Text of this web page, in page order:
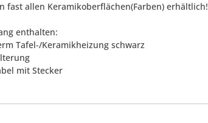
fast allen Keramikoberflächen(Farben) erhältlich!
enthalten:
Tafel-/Keramikheizung schwarz
mit Stecker